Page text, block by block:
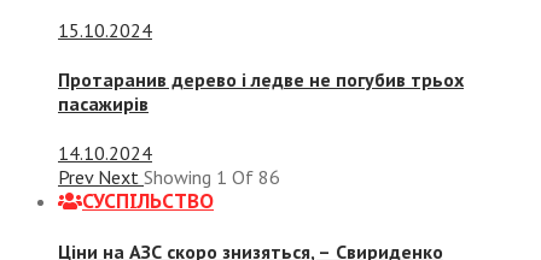
15.10.2024
Протаранив дерево і ледве не погубив трьох
пасажирів
14.10.2024
Prev Next Showing 1 Of 86
СУСПIЛЬСТВО
Ціни на АЗС скоро знизяться, – Свириденко